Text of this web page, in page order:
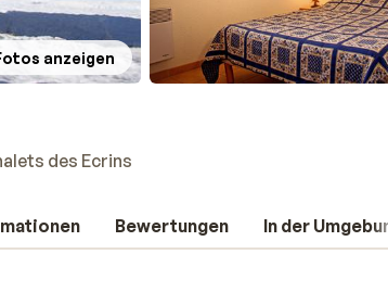
anzeigen
des Ecrins
Bewertungen In der